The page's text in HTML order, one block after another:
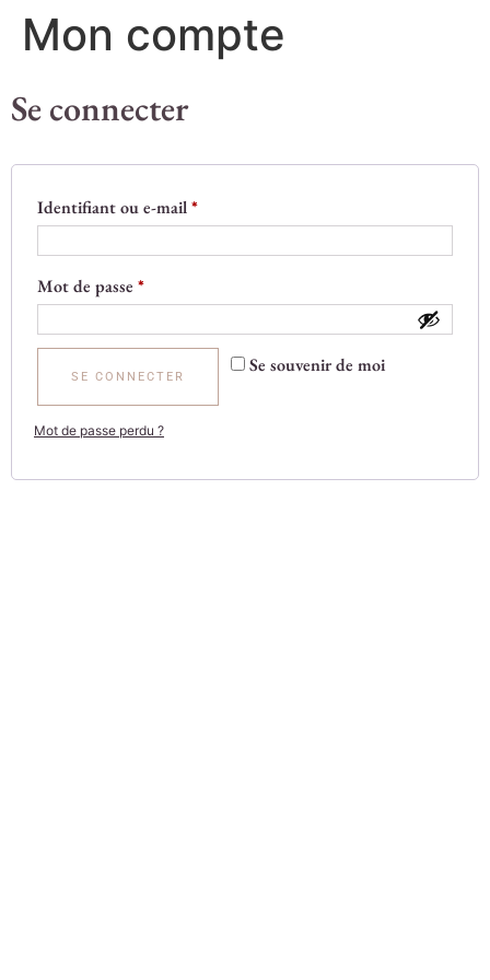
Mon compte
Se connecter
Identifiant ou e-mail*
Mot de passe *
Se souvenir de moi
SE CONNECTER
Mot de passe perdu ?